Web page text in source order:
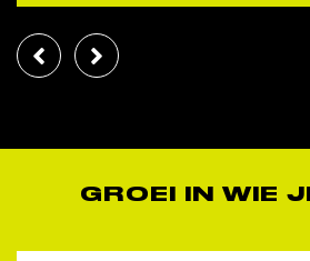
GROEI IN WIE